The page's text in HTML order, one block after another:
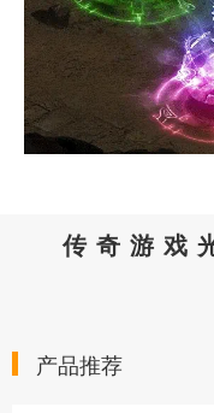
传奇游
产品推荐